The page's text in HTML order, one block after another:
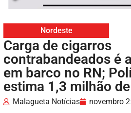
Nordeste
Carga de cigarros
contrabandeados é
em barco no RN;
estima 1,3 milhão
Malagueta Notícias novembro